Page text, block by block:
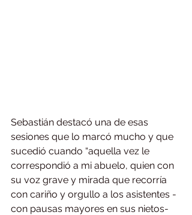
Sebastián destacó una de esas
sesiones que lo marcó mucho y que
sucedió cuando “aquella vez le
correspondió a mi abuelo, quien con
su voz grave y mirada que recorría
con cariño y orgullo a los asistentes -
con pausas mayores en sus nietos-